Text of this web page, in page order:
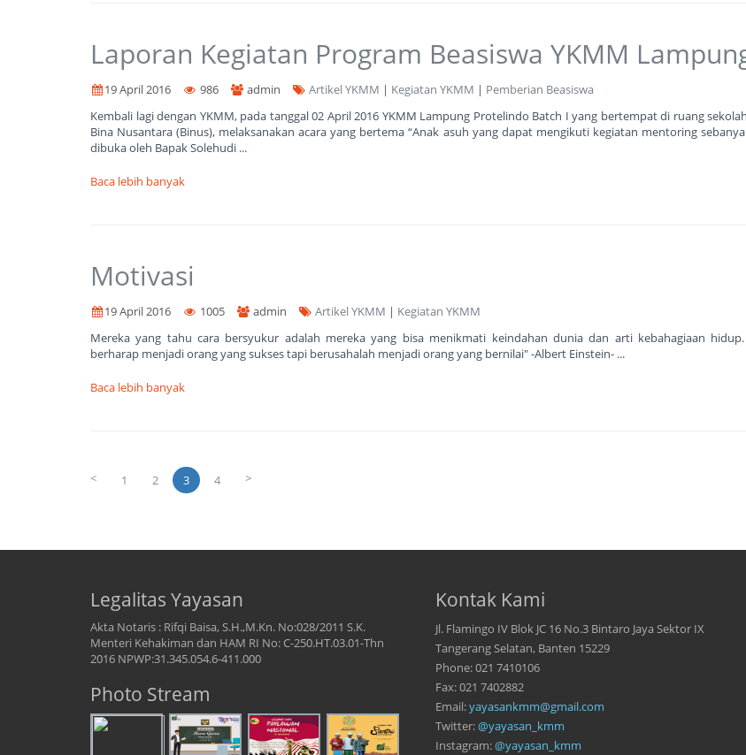
Laporan Kegiatan Program Beasiswa YKMM
19 April 2016 986 admin Artikel YKMM | Kegiatan YKMM | Pemberian Beasiswa
Kembali lagi dengan YKMM, pada tanggal 02 April 2016 YKMM Lampung Protelindo Batch I yang bertempat di ruang
Bina Nusantara (Binus), melaksanakan acara yang bertema “Anak asuh yang dapat mengikuti kegiatan mentoring
dibuka oleh Bapak Solehudi ...
Baca lebih banyak
Motivasi
19 April 2016 1005 admin Artikel YKMM | Kegiatan YKMM
Mereka yang tahu cara bersyukur adalah mereka yang bisa menikmati keindahan dunia dan arti kebahagiaan hidup.
berharap menjadi orang yang sukses tapi berusahalah menjadi orang yang bernilai" -Albert Einstein- ...
Baca lebih banyak
< 1 2 3 4 >
Legalitas Yayasan
Akta Notaris : Rifqi Baisa, S.H.,M.Kn. No:028/2011 S.K.
Menteri Kehakiman dan HAM RI No: C-250.HT.03.01-Thn
2016 NPWP:31.345.054.6-411.000
Photo Stream
Kontak Kami
Jl. Flamingo IV Blok JC 16 No.3 Bintaro Jaya Sektor IX
Tangerang Selatan, Banten 15229
Phone: 021 7410106
Fax: 021 7402882
Email:yayasankmm@gmail.com
Twitter:@yayasan_kmm
Instagram:@yayasan_kmm